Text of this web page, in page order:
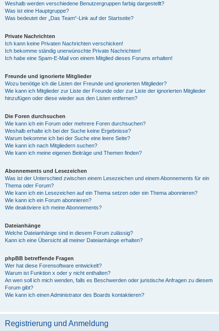
Weshalb werden verschiedene Benutzergruppen farbig dargestellt?
Was ist eine Hauptgruppe?
Was bedeutet der „Das Team“-Link auf der Startseite?
Private Nachrichten
Ich kann keine Privaten Nachrichten verschicken!
Ich bekomme ständig unerwünschte Private Nachrichten!
Ich habe eine Spam-E-Mail von einem Mitglied dieses Forums erhalten!
Freunde und ignorierte Mitglieder
Wozu benötige ich die Listen der Freunde und ignorierten Mitglieder?
Wie kann ich Mitglieder zur Liste der Freunde oder zur Liste der ignorierten Mitglieder
hinzufügen oder diese wieder aus den Listen entfernen?
Die Foren durchsuchen
Wie kann ich ein Forum oder mehrere Foren durchsuchen?
Weshalb erhalte ich bei der Suche keine Ergebnisse?
Warum bekomme ich bei der Suche eine leere Seite?
Wie kann ich nach Mitgliedern suchen?
Wie kann ich meine eigenen Beiträge und Themen finden?
Abonnements und Lesezeichen
Was ist der Unterschied zwischen einem Lesezeichen und einem Abonnements für ein
Thema oder Forum?
Wie kann ich ein Lesezeichen auf ein Thema setzen oder ein Thema abonnieren?
Wie kann ich ein Forum abonnieren?
Wie deaktiviere ich meine Abonnements?
Dateianhänge
Welche Dateianhänge sind in diesem Forum zulässig?
Kann ich eine Übersicht all meiner Dateianhänge erhalten?
phpBB betreffende Fragen
Wer hat diese Forensoftware entwickelt?
Warum ist Funktion x oder y nicht enthalten?
An wen soll ich mich wenden, falls es Beschwerden oder juristische Anfragen zu diesem
Forum gibt?
Wie kann ich einen Administrator des Boards kontaktieren?
Registrierung und Anmeldung